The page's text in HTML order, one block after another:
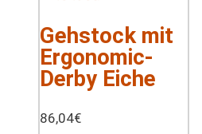
Gehstock mit
Ergonomic-
Derby Eiche
86,04€